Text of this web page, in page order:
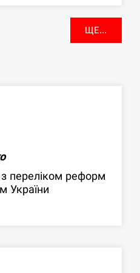
ЩЕ...
переліком реформ
України